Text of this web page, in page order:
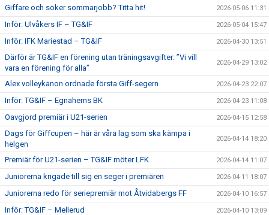
Giffare och söker sommarjobb? Titta hit! 2026-05-06 11:31
Inför: Ulvåkers IF – TG&IF 2026-05-04 15:47
Inför: IFK Mariestad – TG&IF 2026-04-30 13:51
Därför är TG&IF en förening utan träningsavgifter: ”Vi vill
vara en förening för alla”
2026-04-29 13:02
Alex volleykanon ordnade första Giff-segern 2026-04-23 22:07
Inför: TG&IF – Egnahems BK 2026-04-23 11:08
Oavgjord premiär i U21-serien 2026-04-15 12:58
Dags för Giffcupen – här är våra lag som ska kämpa i
helgen
2026-04-14 18:20
Premiär för U21-serien – TG&IF möter LFK 2026-04-14 11:07
Juniorerna krigade till sig en seger i premiären 2026-04-11 18:07
Juniorerna redo för seriepremiär mot Åtvidabergs FF 2026-04-10 16:57
Inför: TG&IF – Mellerud 2026-04-10 13:09